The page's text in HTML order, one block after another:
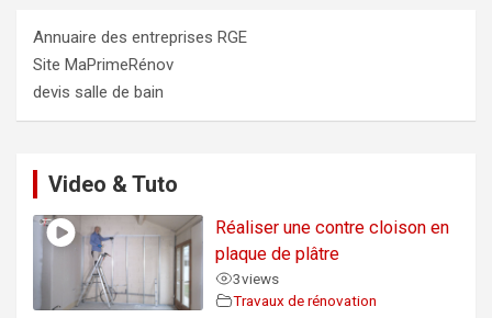
Annuaire des entreprises RGE
Site MaPrimeRénov
devis salle de bain
Video & Tuto
Réaliser une contre cloison en
plaque de plâtre
3views
Travaux de rénovation